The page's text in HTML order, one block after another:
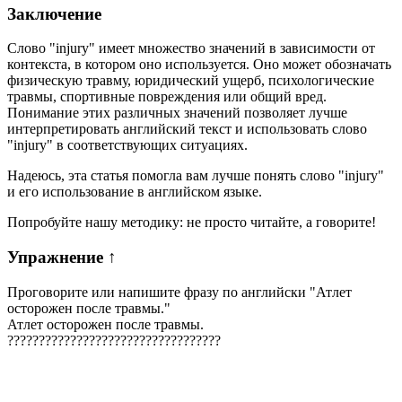
Заключение
Слово "injury" имеет множество значений в зависимости от
контекста, в котором оно используется. Оно может обозначать
физическую травму, юридический ущерб, психологические
травмы, спортивные повреждения или общий вред.
Понимание этих различных значений позволяет лучше
интерпретировать английский текст и использовать слово
"injury" в соответствующих ситуациях.
Надеюсь, эта статья помогла вам лучше понять слово "injury"
и его использование в английском языке.
Попробуйте нашу методику: не просто читайте, а говорите!
Упражнение ↑
Проговорите или напишите фразу по английски "Атлет
осторожен после травмы."
Атлет осторожен после травмы.
??????????????????????????????????